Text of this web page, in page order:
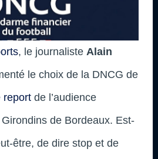
, le journaliste Alain
le choix de la DNCG de
report de l’audience
de Bordeaux. Est-
être, de dire stop et de